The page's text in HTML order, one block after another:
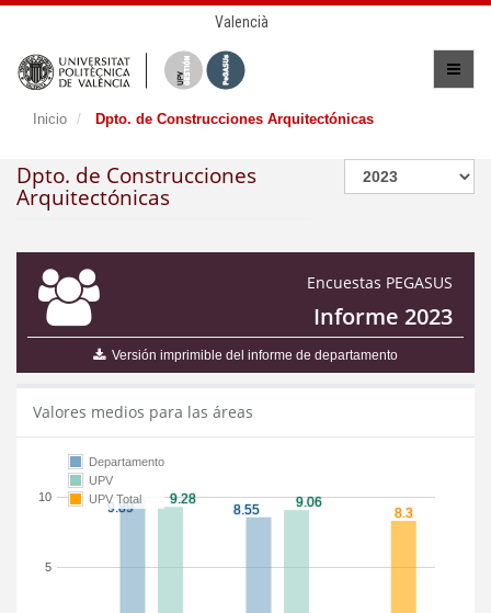
Valencià
Inicio Dpto. de Construcciones Arquitectónicas
Dpto. de Construcciones
Arquitectónicas
Encuestas PEGASUS
Informe 2023
Versión imprimible del informe de departamento
Valores medios para las áreas
5
10
Departamento
UPV
UPV Total